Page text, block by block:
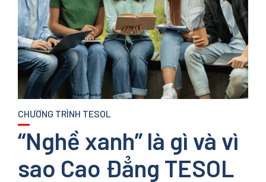
CHƯƠNG TRÌNH TESOL
“Nghề xanh” là gì và vì
sao Cao Đẳng TESOL